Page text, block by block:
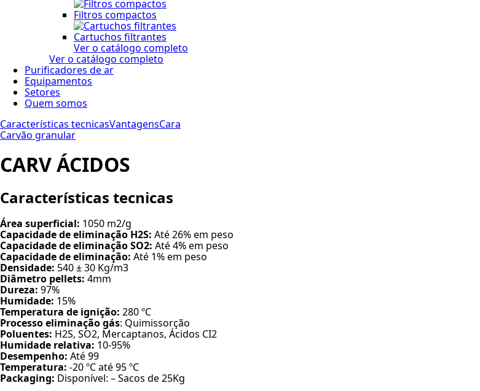
Filtros compactos
Cartuchos filtrantes
Ver o catálogo completo
Ver o catálogo completo
Purificadores de ar
Equipamentos
Setores
Quem somos
Características tecnicasVantagensCara
Carvão granular
CARV ÁCIDOS
Características tecnicas
Área superficial: 1050 m2/g
Capacidade de eliminação H2S: Até 26% em peso
Capacidade de eliminação SO2: Até 4% em peso
Capacidade de eliminação: Até 1% em peso
Densidade: 540 ± 30 Kg/m3
Diâmetro pellets: 4mm
Dureza: 97%
Humidade: 15%
Temperatura de ignição: 280 ºC
Processo eliminação gás: Quimissorção
Poluentes: H2S, SO2, Mercaptanos, Ácidos CI2
Humidade relativa: 10-95%
Desempenho: Até 99
Temperatura: -20 ºC até 95 ºC
Packaging: Disponível: – Sacos de 25Kg